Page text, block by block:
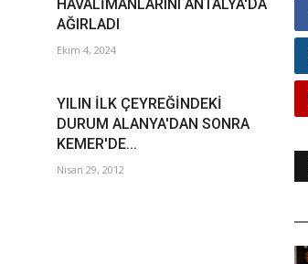
HAVALİMANLARINI ANTALYA'DA
AĞIRLADI
Ekim 4, 2024
YILIN İLK ÇEYREĞİNDEKİ
DURUM ALANYA'DAN SONRA
KEMER'DE...
Nisan 29, 2012